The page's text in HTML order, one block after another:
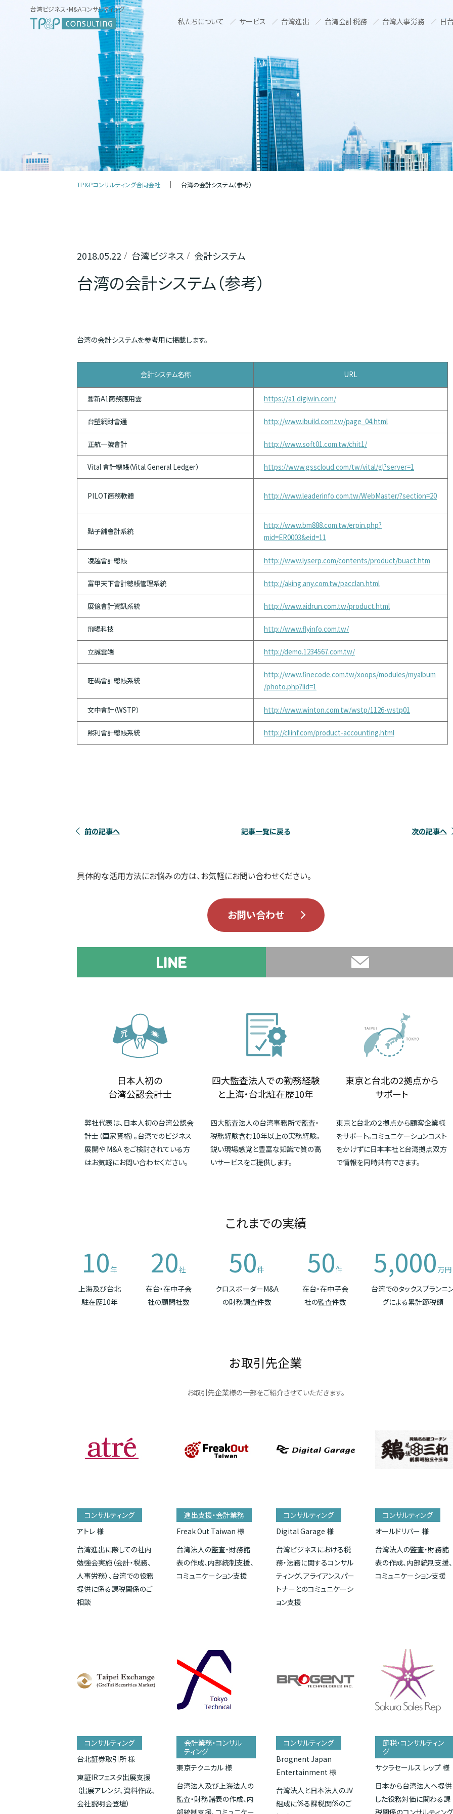
台湾ビジネス・M&Aコンサルティング
私たちについて サービス 台湾進出 台湾会計税務 台湾人事労務 日
TP&Pコンサルティング合同会社 台湾の会計システム（参考）
2018.05.22 台湾ビジネス 会計システム
台湾の会計システム（参考）
台湾の会計システムを参考用に掲載します。
会計システム名称 URL
鼎新A1商務應用雲 https://a1.digiwin.com/
台塑網財會通 http://www.ibuild.com.tw/page_04.html
正航一號會計 http://www.soft01.com.tw/chit1/
Vital 會計總帳（Vital General Ledger） https://www.gsscloud.com/tw/vital/gl?server=1
PILOT商務軟體 http://www.leaderinfo.com.tw/WebMaster/?section=20
點子舖會計系統
http://www.bm888.com.tw/erpin.php?
mid=ER0003&eid=11
凌越會計總帳 http://www.lyserp.com/contents/product/buact.htm
​富甲天下會計總帳管理系統 http://aking.any.com.tw/pacclan.html
展億會計資訊系統 http://www.aidrun.com.tw/product.html
飛暘科技 http://www.flyinfo.com.tw/
立誠雲端 http://demo.1234567.com.tw/
旺碼會計總帳系統
http://www.finecode.com.tw/xoops/modules/myalbum
/photo.php?lid=1
文中會計（WSTP） http://www.winton.com.tw/wstp/1126-wstp01
熙利會計總帳系統 http://cliinf.com/product-accounting.html
前の記事へ 記事一覧に戻る 次の記事へ
具体的な活用方法にお悩みの方は、お気軽にお問い合わせください。
お問い合わせ
日本人初の
台湾公認会計士
弊社代表は、日本人初の台湾公認会
計士（国家資格）。台湾でのビジネス
展開や M&A をご検討されている方
はお気軽にお問い合わせください。
四大監査法人での勤務経験
と上海・台北駐在歴10年
四大監査法人の台湾事務所で監査・
税務経験含む10年以上の実務経験。
鋭い現場感覚と豊富な知識で質の高
いサービスをご提供します。
東京と台北の2拠点から
サポート
東京と台北の２拠点から顧客企業様
をサポート。コミュニケーションコスト
をかけずに日本本社と台湾拠点双方
で情報を同時共有できます。
これまでの実績
10年
上海及び台北
駐在歴10年
20社
在台・在中子会
社の顧問社数
50件
クロスボーダーM&A
の財務調査件数
50件
在台・在中子会
社の監査件数
5,000 万円
台湾でのタックスプランニ
グによる累計節税額
お取引先企業
お取引先企業様の一部をご紹介させていただきます。
コンサルティング
アトレ 様
台湾進出に際しての社内
勉強会実施（会計・税務、
人事労務）、台湾での役務
提供に係る課税関係のご
相談
進出支援・会計業務
Freak Out Taiwan 様
台湾法人の監査・財務諸
表の作成、内部統制支援、
コミュニケーション支援
コンサルティング
Digital Garage 様
台湾ビジネスにおける税
務・法務に関するコンサル
ティング、アライアンスパー
トナーとのコミュニケーシ
ョン支援
コンサルティング
オールドリバー 様
台湾法人の監査・財務諸
表の作成、内部統制支援、
コミュニケーション支援
コンサルティング
台北証券取引所 様
東証IRフェスタ出展支援
（出展アレンジ、資料作成、
会社説明会登壇）
会計業務・コンサル
ティング
東京テクニカル 様
台湾法人及び上海法人の
監査・財務諸表の作成、内
部統制支援、コミュニケー
コンサルティング
Brognent Japan
Entertainment 様
台湾法人と日本法人のJV
組成に係る課税関係のご
節税・コンサルティン
グ
サクラセールス レップ 様
日本から台湾法人へ提供
した役務対価に関わる課
税関係のコンサルティング